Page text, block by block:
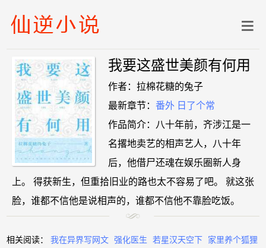
我要这盛世美颜有何用
作者：拉棉花糖的兔子
最新章节：番外 日了个常
作品简介：八十年前，齐涉江是一
名撂地卖艺的相声艺人，八十年
后，他借尸还魂在娱乐圈新人身
上。 得获新生，但重拾旧业的路也太不容易了吧。 就这张
脸，谁都不信他是说相声的，谁都不信他不靠脸吃饭。
相关阅读：我在异界写网文 强化医生 若星汉天空下
家里养个狐狸